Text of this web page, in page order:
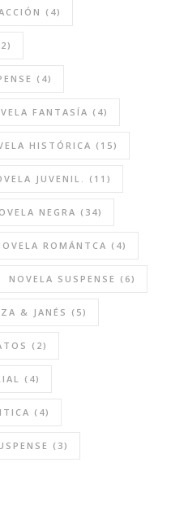
(4)
(4)
FANTASÍA (4)
HISTÓRICA (15)
JUVENIL. (11)
NEGRA (34)
ROMÁNTCA (4)
NOVELA SUSPENSE (6)
& JANÉS (5)
(2)
(4)
(4)
(3)